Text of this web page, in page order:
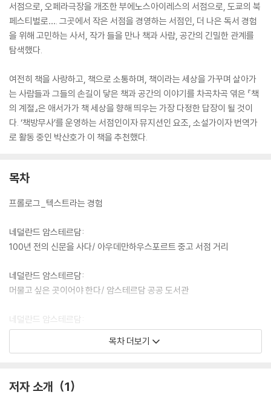
서점으로, 오페라극장을 개조한 부에노스아이레스의 서점으로, 도쿄의 북
페스티벌로…. 그곳에서 작은 서점을 경영하는 서점인, 더 나은 독서 경험
을 위해 고민하는 사서, 작가 들을 만나 책과 사람, 공간의 긴밀한 관계를
탐색했다.
여전히 책을 사랑하고, 책으로 소통하며, 책이라는 세상을 가꾸며 살아가
는 사람들과 그들의 손길이 닿은 책과 공간의 이야기를 차곡차곡 엮은 『책
의 계절』은 애서가가 책 세상을 향해 띄우는 가장 다정한 답장이 될 것이
다. ‘책방무사’를 운영하는 서점인이자 뮤지션인 요조, 소설가이자 번역가
로 활동 중인 박산호가 이 책을 추천했다.
목차
프롤로그_텍스트라는 경험
네덜란드 암스테르담:
100년 전의 신문을 사다/ 아우데만하우스포르트 중고 서점 거리
네덜란드 암스테르담:
머물고 싶은 곳이어야 한다/ 암스테르담 공공 도서관
네덜란드 암스테르담:
서점 속의 예술가들/ 부키우키 독립서점
목차 더보기
저자 소개 1